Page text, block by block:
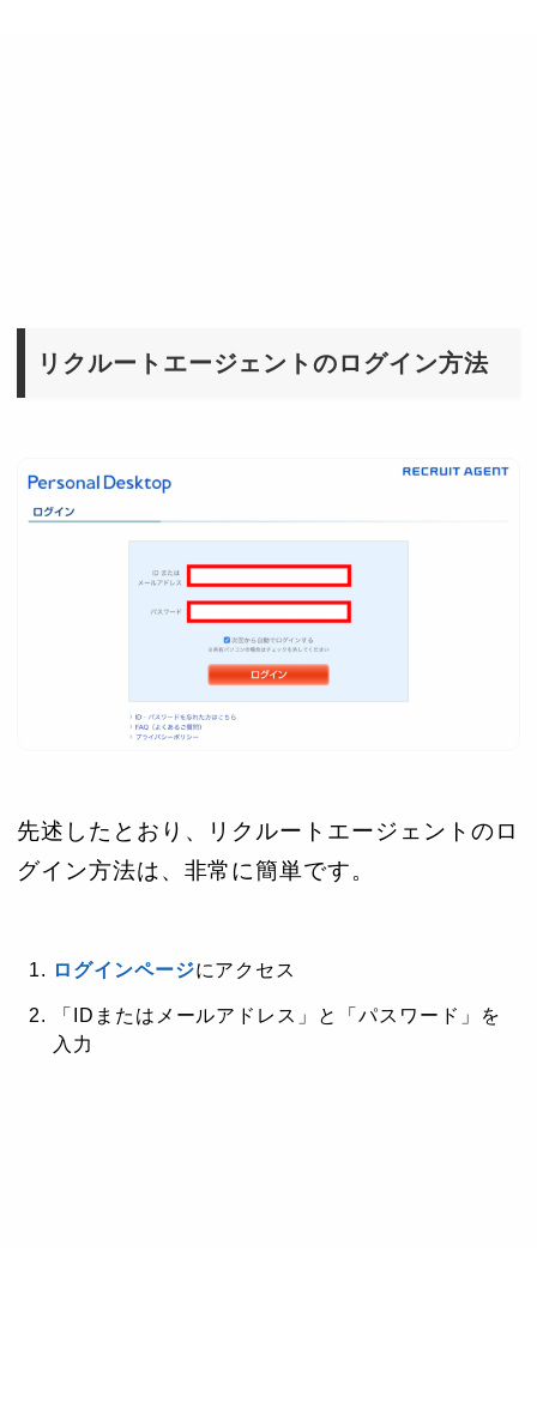
リクルートエージェントのログイン方法
先述したとおり、リクルートエージェントのロ
グイン方法は、非常に簡単です。
ログインページにアクセス
「IDまたはメールアドレス」と「パスワード」を
入力